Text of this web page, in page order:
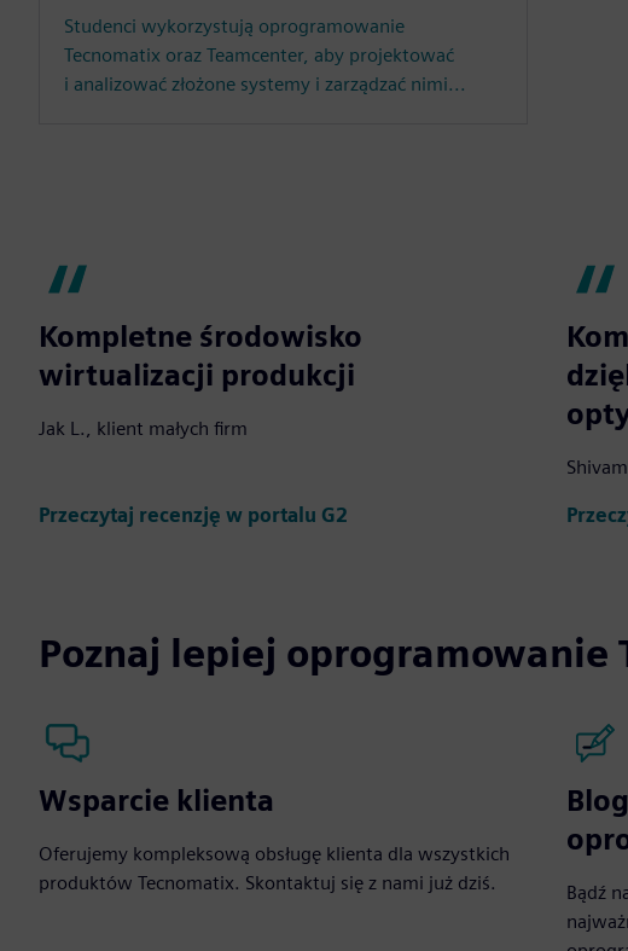
Studenci wykorzystują oprogramowanie
Tecnomatix oraz Teamcenter, aby projektować
i analizować złożone systemy i zarządzać nimi...
Kompletne środowisko
wirtualizacji produkcji
Jak L., klient małych firm
Przeczytaj recenzję w portalu G2
Poznaj lepiej oprogramowanie
Wsparcie klienta
Oferujemy kompleksową obsługę klienta dla wszystkich
produktów Tecnomatix. Skontaktuj się z nami już dziś.
Bądź